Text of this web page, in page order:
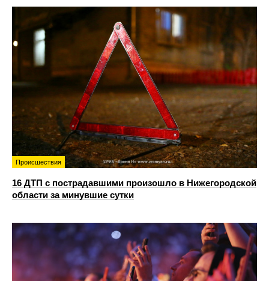
Происшествия
16 ДТП с пострадавшими произошло в Нижегородской
области за минувшие сутки